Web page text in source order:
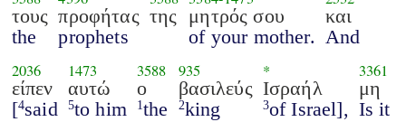
τους
the
προφήτας
prophets
της μητρός σου
of your mother.
και
And
2036
είπεν
[4said
1473
αυτώ
5to him
3588
ο
1the
935
βασιλεύς
2king
*
Ισραήλ
3of Israel],
3361
μη
Is it